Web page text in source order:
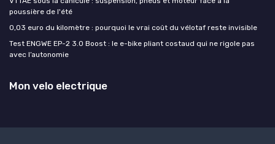
poussière de l'été
0,03 euro du kilomètre : pourquoi le vrai coût du vélotaf reste invisible
Test ENGWE EP-2 3.0 Boost : le e-bike pliant costaud qui ne rigole pas
avec l’autonomie
Mon velo electrique